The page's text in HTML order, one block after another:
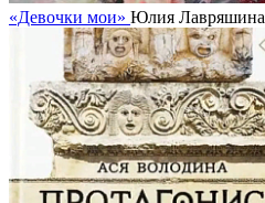
«Девочки мои» Юлия Лавряшина